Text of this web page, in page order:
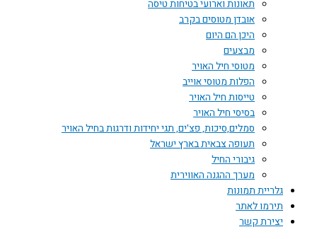
תאונות וארועי בטיחות טיסה
אובדן מטוסים בקרב
היכן הם היום
מבצעים
מטוסי חיל האויר
הפלות מטוסי אוייב
טייסות חיל האויר
בסיסי חיל האויר
סמלים,סיכות, פצ'ים, תגי יחידות ודרגות בחיל האויר
תעופה צבאית בארץ ישראל
גיבורי החיל
מערך ההגנה האווירית
גלריית תמונות
תירמו לאתר
יצירת קשר